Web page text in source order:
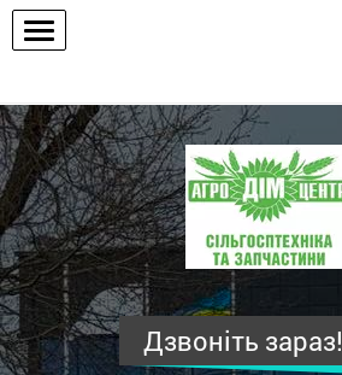
ПП
"Агродім-
центр"
-
продаж
сільськогосподарської
техніки
та
Дзвоніть зараз!